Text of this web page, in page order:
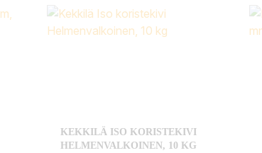
KEKKILÄ ISO KORISTEKIVI
HELMENVALKOINEN, 10 KG